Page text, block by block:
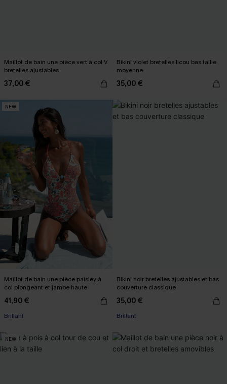
Maillot de bain une pièce vert à col V
bretelles ajustables
37,00 €
Bikini violet bretelles licou bas taille
moyenne
35,00 €
NEW
Maillot de bain une pièce paisley à
col plongeant et jambe haute
41,90 €
Brillant
Bikini noir bretelles ajustables et bas
couverture classique
35,00 €
Brillant
NEW